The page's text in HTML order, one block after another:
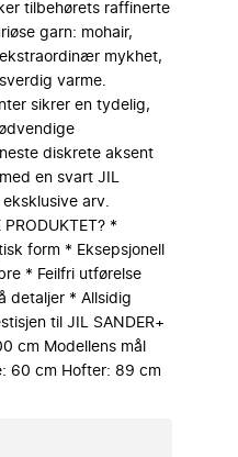
tilbehørets raffinerte
garn: mohair,
mykhet,
varme.
sikrer en tydelig,
diskrete aksent
en svart JIL
arv.
PRODUKTET? *
form * Eksepsjonell
* Feilfri utførelse
detaljer * Allsidig
til JIL SANDER+
cm Modellens mål
60 cm Hofter: 89 cm